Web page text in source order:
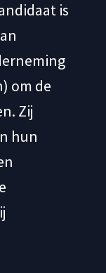
is
om de
Zij
hun